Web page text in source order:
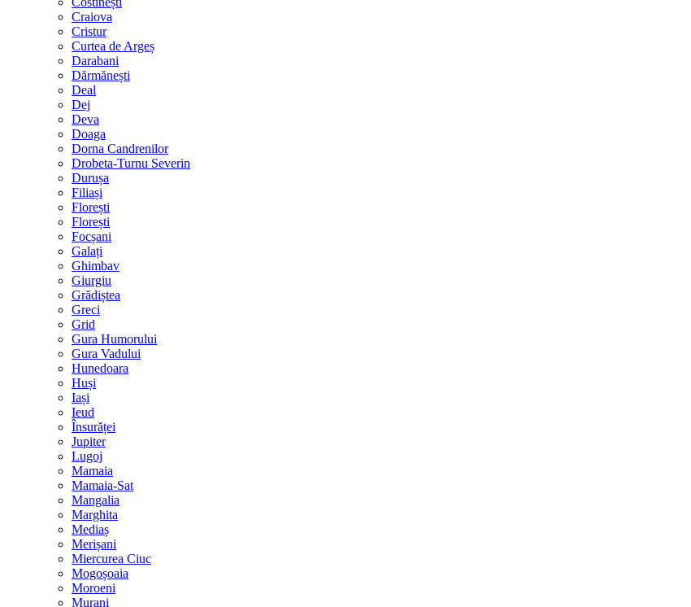
Craiova
Cristur
Curtea de Argeș
Darabani
Dărmănești
Deal
Dej
Deva
Doaga
Dorna Candrenilor
Drobeta-Turnu Severin
Durușa
Filiași
Florești
Florești
Focșani
Galați
Ghimbav
Giurgiu
Grădiștea
Greci
Grid
Gura Humorului
Gura Vadului
Hunedoara
Huși
Iași
Ieud
Însurăței
Jupiter
Lugoj
Mamaia
Mamaia-Sat
Mangalia
Marghita
Mediaș
Merișani
Miercurea Ciuc
Mogoșoaia
Moroeni
Murani